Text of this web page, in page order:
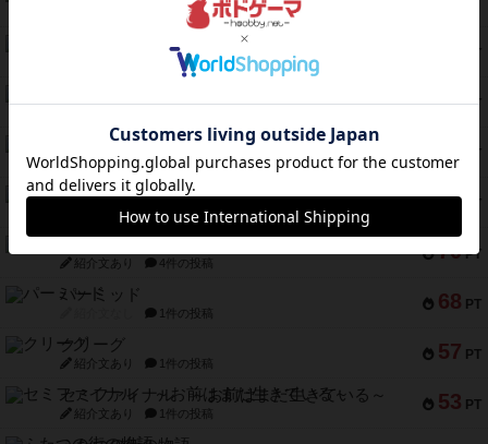
1件の投稿
PT
フラットアイアン
2件の投稿
118 PT
PT
南北戦争
紹介文あり 1件の投稿
72 PT
キャプテン・フリップ：イスラ・ボンバ
紹介文なし 2件の投稿
70 PT
紹介文あり 4件の投稿
68 PT
パーミッド
1件の投稿
57 PT
クリーグ
紹介文あり 1件の投稿
53 PT
セミファイナル ～お前はまだ生きている～
紹介文あり 1件の投稿